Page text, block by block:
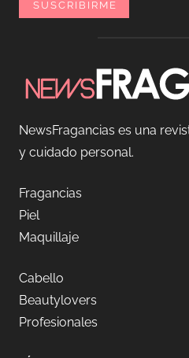
NewsFragancias es una
y cuidado personal.
Fragancias
Piel
Maquillaje
Cabello
Beautylovers
Profesionales